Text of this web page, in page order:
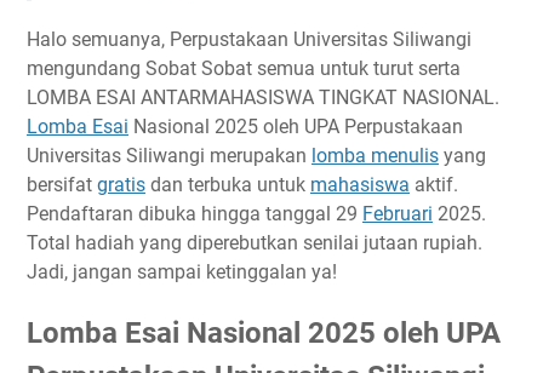
Universitas Siliwangi
Tema dan Subtema
Timeline
Ketentuan
Biaya Pendaftaran
Hadiah
Link Penting
Halo semuanya, Perpustakaan Universitas Siliwangi
mengundang Sobat Sobat semua untuk turut serta
LOMBA ESAI ANTARMAHASISWA TINGKAT NASIONAL.
Lomba Esai Nasional 2025 oleh UPA Perpustakaan
Universitas Siliwangi merupakan lomba menulis yang
bersifat gratis dan terbuka untuk mahasiswa aktif.
Pendaftaran dibuka hingga tanggal 29 Februari 2025.
Total hadiah yang diperebutkan senilai jutaan rupiah.
Jadi, jangan sampai ketinggalan ya!
Lomba Esai Nasional 2025 oleh UPA